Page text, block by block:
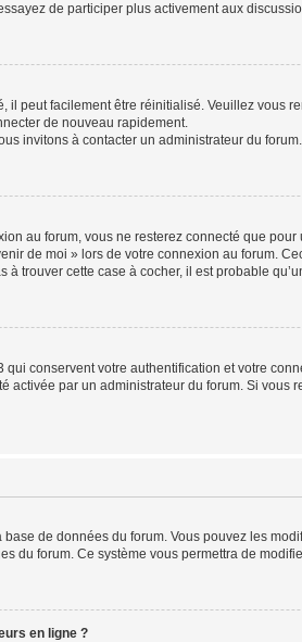
de participer plus activement aux
peut facilement être réinitialisé. Veuillez vous
de nouveau rapidement.
invitons à contacter un administrateur du forum.
au forum, vous ne resterez connecté que
de moi » lors de votre connexion au forum.
trouver cette case à cocher, il est probable
conservent votre authentification et votre
activée par un administrateur du forum. Si
de données du forum. Vous pouvez les
du forum. Ce système vous permettra de
en ligne ?